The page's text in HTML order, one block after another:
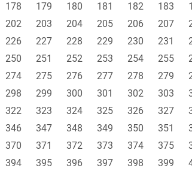
178 179 180 181 182 183
202 203 204 205 206 207
226 227 228 229 230 231
250 251 252 253 254 255
274 275 276 277 278 279
298 299 300 301 302 303
322 323 324 325 326 327
346 347 348 349 350 351
370 371 372 373 374 375
394 395 396 397 398 399